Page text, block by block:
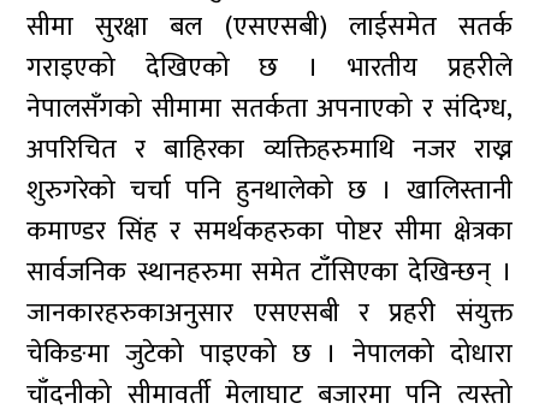
सीमा सुरक्षा बल (एसएसबी) लाईसमेत सतर्क
गराइएको देखिएको छ । भारतीय प्रहरीले
नेपालसँगको सीमामा सतर्कता अपनाएको र संदिग्ध,
अपरिचित र बाहिरका व्यक्तिहरुमाथि नजर राख्न
शुरुगरेको चर्चा पनि हुनथालेको छ । खालिस्तानी
कमाण्डर सिंह र समर्थकहरुका पोष्टर सीमा क्षेत्रका
सार्वजनिक स्थानहरुमा समेत टाँसिएका देखिन्छन् ।
जानकारहरुकाअनुसार एसएसबी र प्रहरी संयुक्त
चेकिङमा जुटेको पाइएको छ । नेपालको दोधारा
चाँदनीको सीमावर्ती मेलाघाट बजारमा पनि त्यस्तो